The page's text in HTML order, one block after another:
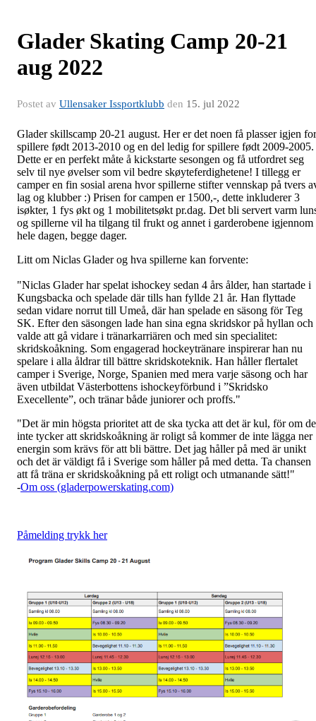
Glader Skating Camp 20-21
aug 2022
Postet av Ullensaker Issportklubb den 15. jul 2022
Glader skillscamp 20-21 august. Her er det noen få plasser igjen for
spillere født 2013-2010 og en del ledig for spillere født 2009-2005.
Dette er en perfekt måte å kickstarte sesongen og få utfordret seg
selv til nye øvelser som vil bedre skøyteferdighetene! I tillegg er
camper en fin sosial arena hvor spillerne stifter vennskap på tvers
lag og klubber :) Prisen for campen er 1500,-, dette inkluderer 3
isøkter, 1 fys økt og 1 mobilitetsøkt pr.dag. Det bli servert varm
og spillerne vil ha tilgang til frukt og annet i garderobene igjennom
hele dagen, begge dager.
Litt om Niclas Glader og hva spillerne kan forvente:
"Niclas Glader har spelat ishockey sedan 4 års ålder, han startade i
Kungsbacka och spelade där tills han fyllde 21 år. Han flyttade
sedan vidare norrut till Umeå, där han spelade en säsong för Teg
SK. Efter den säsongen lade han sina egna skridskor på hyllan och
valde att gå vidare i tränarkarriären och med sin specialitet:
skridskoåkning. Som engagerad hockeytränare inspirerar han nu
spelare i alla åldrar till bättre skridskoteknik. Han håller flertalet
camper i Sverige, Norge, Spanien med mera varje säsong och har
även utbildat Västerbottens ishockeyförbund i ”Skridsko
Execellente”, och tränar både juniorer och proffs."
"Det är min högsta prioritet att de ska tycka att det är kul, för om de
inte tycker att skridskoåkning är roligt så kommer de inte lägga ner
energin som krävs för att bli bättre. Det jag håller på med är unikt
och det är väldigt få i Sverige som håller på med detta. Ta chansen
att få träna er skridskoåkning på ett roligt och utmanande sätt!"
-Om oss (gladerpowerskating.com)
Påmelding trykk her